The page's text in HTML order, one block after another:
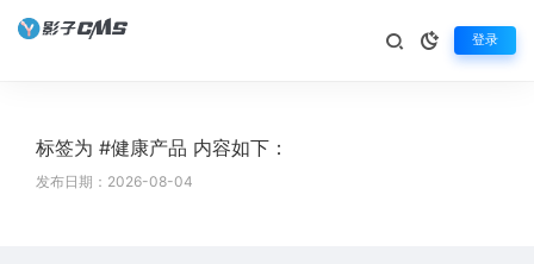
登录
标签为 #健康产品 内容如下：
发布日期：2026-08-04